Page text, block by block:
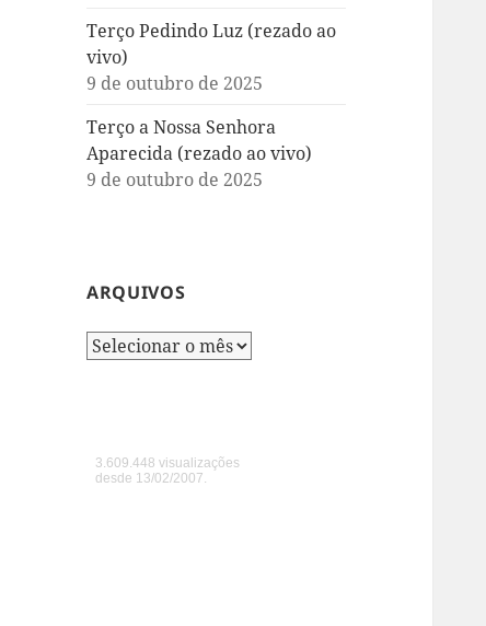
Terço Pedindo Luz (rezado ao
vivo)
9 de outubro de 2025
Terço a Nossa Senhora
Aparecida (rezado ao vivo)
9 de outubro de 2025
ARQUIVOS
Arquivos